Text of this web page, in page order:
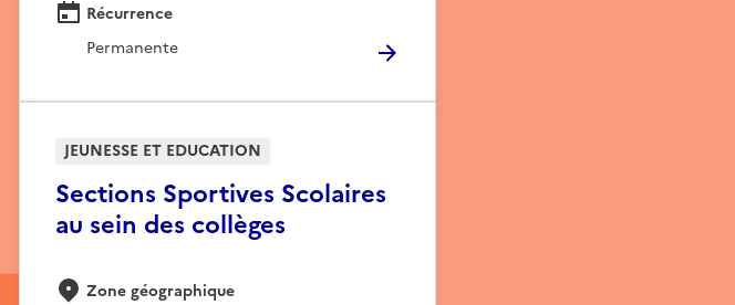
Récurrence
Permanente
Sections Sportives Scolaires
au sein des collèges
JEUNESSE ET EDUCATION
Zone géographique